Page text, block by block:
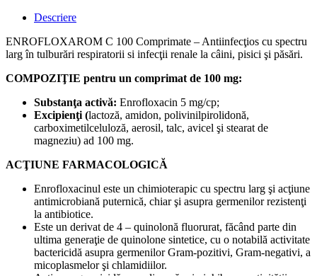
Descriere
ENROFLOXAROM C 100 Comprimate – Antiinfecţios cu spectru
larg în tulburări respiratorii si infecţii renale la câini, pisici şi păsări.
COMPOZIŢIE pentru un comprimat de 100 mg:
Substanţa activă: Enrofloxacin 5 mg/cp;
Excipienţi (lactoză, amidon, polivinilpirolidonă,
carboximetilceluloză, aerosil, talc, avicel şi stearat de
magneziu) ad 100 mg.
ACŢIUNE FARMACOLOGICĂ
Enrofloxacinul este un chimioterapic cu spectru larg şi acţiune
antimicrobiană puternică, chiar şi asupra germenilor rezistenţi
la antibiotice.
Este un derivat de 4 – quinolonă fluorurat, făcând parte din
ultima generaţie de quinolone sintetice, cu o notabilă activitate
bactericidă asupra germenilor Gram-pozitivi, Gram-negativi, a
micoplasmelor şi chlamidiilor.